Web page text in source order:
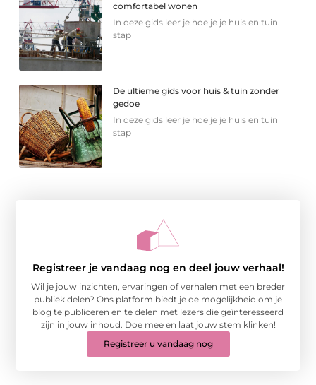
comfortabel wonen
In deze gids leer je hoe je je huis en tuin
stap
De ultieme gids voor huis & tuin zonder
gedoe
In deze gids leer je hoe je je huis en tuin
stap
Registreer je vandaag nog en deel jouw verhaal!
Wil je jouw inzichten, ervaringen of verhalen met een breder
publiek delen? Ons platform biedt je de mogelijkheid om je
blog te publiceren en te delen met lezers die geïnteresseerd
zijn in jouw inhoud. Doe mee en laat jouw stem klinken!
Registreer u vandaag nog